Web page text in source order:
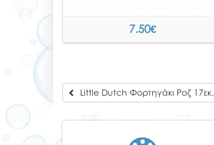
7.50€
Little Dutch Φορτηγάκι Ροζ 17εκ.